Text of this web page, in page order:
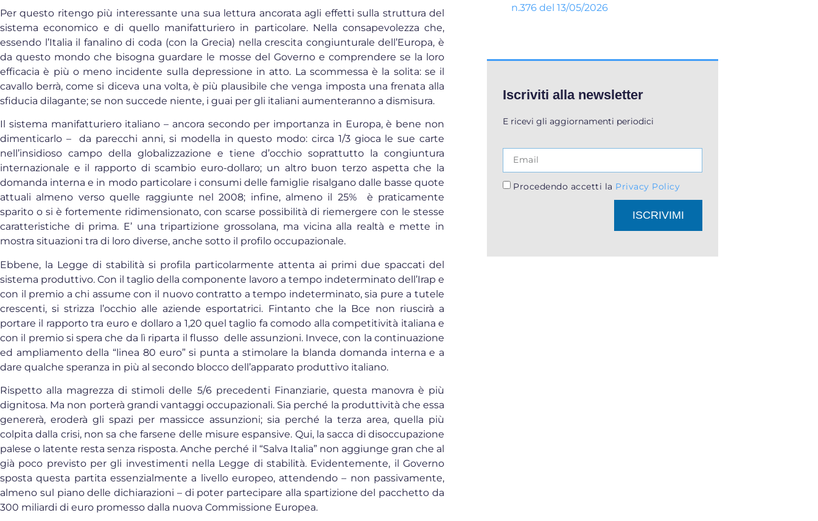
Per questo ritengo più interessante una sua lettura ancorata agli effetti sulla struttura del
sistema economico e di quello manifatturiero in particolare. Nella consapevolezza che,
essendo l’Italia il fanalino di coda (con la Grecia) nella crescita congiunturale dell’Europa, è
da questo mondo che bisogna guardare le mosse del Governo e comprendere se la loro
efficacia è più o meno incidente sulla depressione in atto. La scommessa è la solita: se il
cavallo berrà, come si diceva una volta, è più plausibile che venga imposta una frenata alla
sfiducia dilagante; se non succede niente, i guai per gli italiani aumenteranno a dismisura.
Il sistema manifatturiero italiano – ancora secondo per importanza in Europa, è bene non
dimenticarlo – da parecchi anni, si modella in questo modo: circa 1/3 gioca le sue carte
nell’insidioso campo della globalizzazione e tiene d’occhio soprattutto la congiuntura
internazionale e il rapporto di scambio euro-dollaro; un altro buon terzo aspetta che la
domanda interna e in modo particolare i consumi delle famiglie risalgano dalle basse quote
attuali almeno verso quelle raggiunte nel 2008; infine, almeno il 25% è praticamente
sparito o si è fortemente ridimensionato, con scarse possibilità di riemergere con le stesse
caratteristiche di prima. E’ una tripartizione grossolana, ma vicina alla realtà e mette in
mostra situazioni tra di loro diverse, anche sotto il profilo occupazionale.
Ebbene, la Legge di stabilità si profila particolarmente attenta ai primi due spaccati del
sistema produttivo. Con il taglio della componente lavoro a tempo indeterminato dell’Irap e
con il premio a chi assume con il nuovo contratto a tempo indeterminato, sia pure a tutele
crescenti, si strizza l’occhio alle aziende esportatrici. Fintanto che la Bce non riuscirà a
portare il rapporto tra euro e dollaro a 1,20 quel taglio fa comodo alla competitività italiana e
con il premio si spera che da lì riparta il flusso delle assunzioni. Invece, con la continuazione
ed ampliamento della “linea 80 euro” si punta a stimolare la blanda domanda interna e a
dare qualche speranza in più al secondo blocco dell’apparato produttivo italiano.
Rispetto alla magrezza di stimoli delle 5/6 precedenti Finanziarie, questa manovra è più
dignitosa. Ma non porterà grandi vantaggi occupazionali. Sia perché la produttività che essa
genererà, eroderà gli spazi per massicce assunzioni; sia perché la terza area, quella più
colpita dalla crisi, non sa che farsene delle misure espansive. Qui, la sacca di disoccupazione
palese o latente resta senza risposta. Anche perché il “Salva Italia” non aggiunge gran che al
già poco previsto per gli investimenti nella Legge di stabilità. Evidentemente, il Governo
sposta questa partita essenzialmente a livello europeo, attendendo – non passivamente,
almeno sul piano delle dichiarazioni – di poter partecipare alla spartizione del pacchetto da
300 miliardi di euro promesso dalla nuova Commissione Europea.
n.376 del 13/05/2026
Iscriviti alla newsletter
E ricevi gli aggiornamenti periodici
Procedendo accetti la Privacy Policy
ISCRIVIMI